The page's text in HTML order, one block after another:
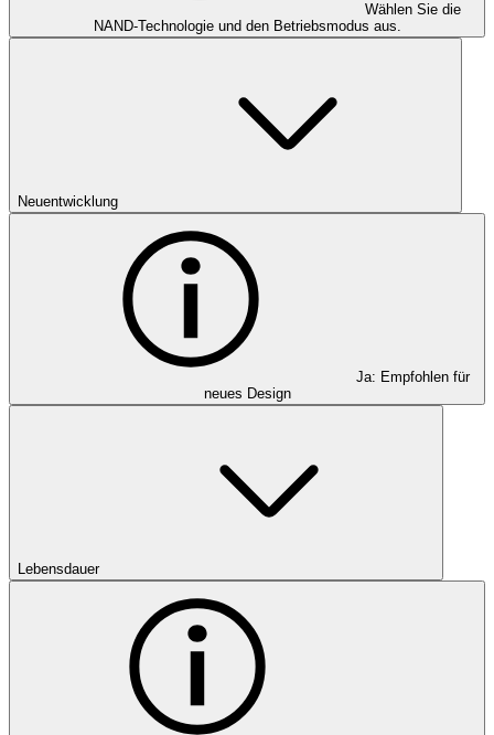
Wählen Sie die
NAND-Technologie und den Betriebsmodus aus.
Neuentwicklung
Ja: Empfohlen für
neues Design
Lebensdauer